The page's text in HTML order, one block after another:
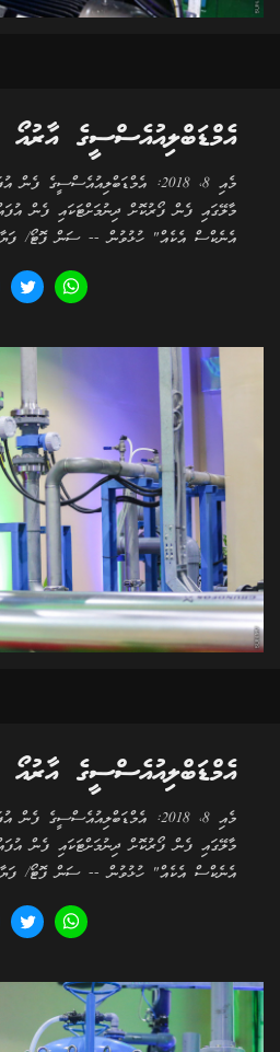
އެމްޑަބްލިއުއެސްސީގެ އާރުއޯ
މެއި 8، 2018:
މާލޭގައި ފެން ފޯރުކޮށް ދިނުމަށްޓަކައި ފެން
އެނެކްސް އެކެއް" ހުޅުވުން -- ސަން ފޮޓޯ/
އެމްޑަބްލިއުއެސްސީގެ އާރުއޯ
މެއި 8، 2018:
މާލޭގައި ފެން ފޯރުކޮށް ދިނުމަށްޓަކައި ފެން
އެނެކްސް އެކެއް" ހުޅުވުން -- ސަން ފޮޓޯ/